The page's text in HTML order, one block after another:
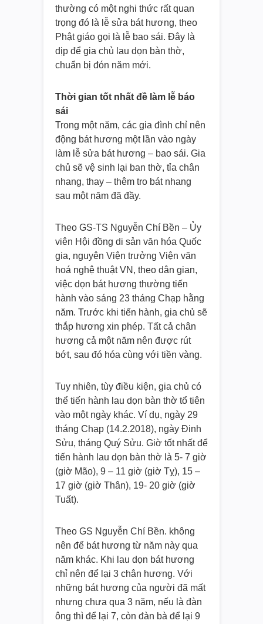
thường có một nghi thức rất quan
trọng đó là lễ sửa bát hương, theo
Phật giáo gọi là lễ bao sái. Đây là
dịp để gia chủ lau dọn bàn thờ,
chuẩn bị đón năm mới.
Thời gian tốt nhất đề làm lễ báo
sái
Trong một năm, các gia đình chỉ nên
động bát hương một lần vào ngày
làm lễ sửa bát hương – bao sái. Gia
chủ sẽ vệ sinh lại ban thờ, tỉa chân
nhang, thay – thêm tro bát nhang
sau một năm đã đầy.
Theo GS-TS Nguyễn Chí Bền – Ủy
viên Hội đồng di sản văn hóa Quốc
gia, nguyên Viện trưởng Viện văn
hoá nghệ thuật VN, theo dân gian,
việc dọn bát hương thường tiến
hành vào sáng 23 tháng Chạp hằng
năm. Trước khi tiến hành, gia chủ sẽ
thắp hương xin phép. Tất cả chân
hương cả một năm nên được rút
bớt, sau đó hóa cùng với tiền vàng.
Tuy nhiên, tùy điều kiện, gia chủ có
thể tiến hành lau dọn bàn thờ tổ tiên
vào một ngày khác. Ví dụ, ngày 29
tháng Chạp (14.2.2018), ngày Đinh
Sửu, tháng Quý Sửu. Giờ tốt nhất để
tiến hành lau dọn bàn thờ là 5- 7 giờ
(giờ Mão), 9 – 11 giờ (giờ Tỵ), 15 –
17 giờ (giờ Thân), 19- 20 giờ (giờ
Tuất).
Theo GS Nguyễn Chí Bền. không
nên để bát hương từ năm này qua
năm khác. Khi lau dọn bát hương
chỉ nên để lại 3 chân hương. Với
những bát hương của người đã mất
nhưng chưa qua 3 năm, nếu là đàn
ông thì để lại 7, còn đàn bà để lại 9